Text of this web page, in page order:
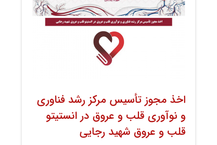
اخذ مجوز تأسیس مرکز رشد فناوری
و نوآوری قلب و عروق در انستیتو
قلب و عروق شهید رجایی